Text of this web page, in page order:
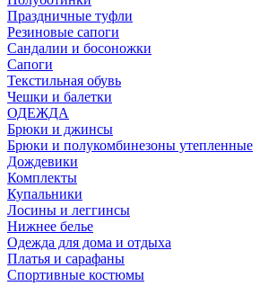
Праздничные туфли
Резиновые сапоги
Сандалии и босоножки
Сапоги
Текстильная обувь
Чешки и балетки
ОДЕЖДА
Брюки и джинсы
Брюки и полукомбинезоны утепленные
Дождевики
Комплекты
Купальники
Лосины и леггинсы
Нижнее белье
Одежда для дома и отдыха
Платья и сарафаны
Спортивные костюмы